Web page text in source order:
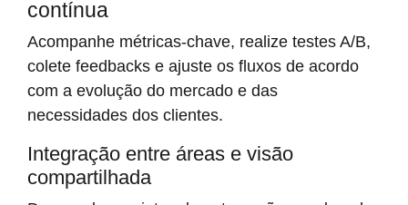
contínua
Acompanhe métricas-chave, realize testes A/B,
colete feedbacks e ajuste os fluxos de acordo
com a evolução do mercado e das
necessidades dos clientes.
Integração entre áreas e visão
compartilhada